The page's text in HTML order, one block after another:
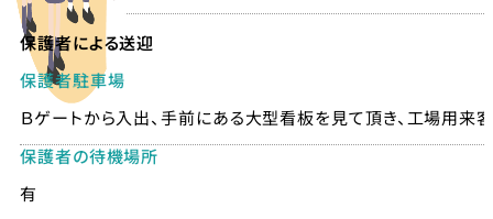
保護者による送迎
保護者駐車場
Ｂゲートから入出、手前にある大型看板を見て頂き、工場用来
保護者の待機場所
有